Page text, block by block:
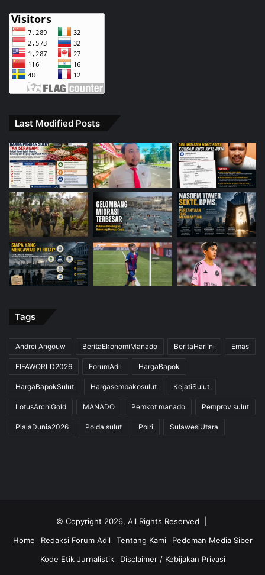
Last Modified Posts
Tags
Andrei Angouw BeritaEkonomiManado BeritaHariIni Emas
FIFAWORLD2026 ForumAdil HargaBapok
HargaBapokSulut Hargasembakosulut KejatiSulut
LotusArchiGold MANADO Pemkot manado Pemprov sulut
PialaDunia2026 Polda sulut Polri SulawesiUtara
© Copyright 2026, All Rights Reserved |
Home
Redaksi Forum Adil Tentang Kami
Pedoman Media Siber
Kode Etik Jurnalistik
Disclaimer / Kebijakan Privasi